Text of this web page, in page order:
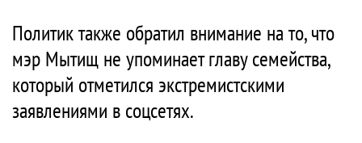
Политик также обратил внимание на то, что
мэр Мытищ не упоминает главу семейства,
который отметился экстремистскими
заявлениями в соцсетях.